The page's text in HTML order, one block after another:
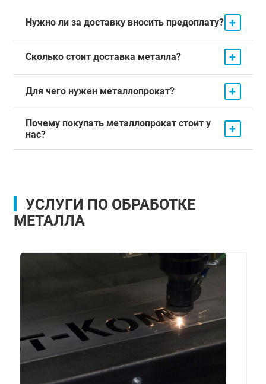
Нужно ли за доставку вносить предоплату? +
Сколько стоит доставка металла? +
Для чего нужен металлопрокат? +
Почему покупать металлопрокат стоит у
нас?
+
УСЛУГИ ПО ОБРАБОТКЕ
МЕТАЛЛА